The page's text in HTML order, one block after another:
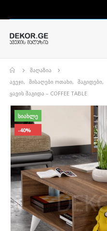
ᲛᲐᲦᲐᲖᲘᲐ
ᲐᲕᲔᲯᲘ, ᲛᲘᲡᲐᲦᲔᲑᲘ ᲝᲗᲐᲮᲘ, ᲛᲐᲒᲘᲓᲔᲑᲘ,
ᲧᲐᲕᲘᲡ ᲛᲐᲒᲘᲓᲐ – COFFEE TABLE
ᲡᲘᲐᲮᲚᲔ
-40%